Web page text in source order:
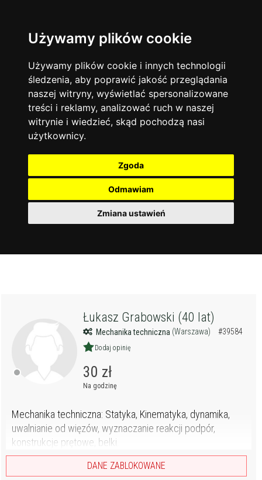
Używamy plików cookie
Używamy plików cookie i innych technologii
śledzenia, aby poprawić jakość przeglądania
naszej witryny, wyświetlać spersonalizowane
treści i reklamy, analizować ruch w naszej
witrynie i wiedzieć, skąd pochodzą nasi
użytkownicy.
Zgoda
Odmawiam
Zmiana ustawień
Język angielski 13744
Matematyka 12928
Chemia 4886
Język niemiecki 4307
Język polski 3426
Fizyka
Język francuski
Warszawa
Korepetycje
Online
14838
Kraków 7753
Wrocław
Łódź 3513
Gdańsk 2075
Łukasz Grabowski (40 lat)
Mechanika techniczna (Warszawa) #39584
Dodaj opinię
30 zł
Na godzinę
Mechanika techniczna: Statyka, Kinematyka, dynamika,
uwalnianie od więzów, wyznaczanie reakcji podpór,
konstrukcje prętowe, belki.
DANE ZABLOKOWANE